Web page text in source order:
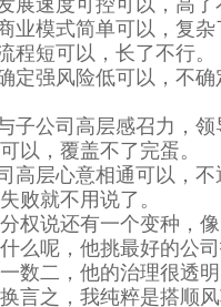
模式简单可以，复杂
短可以，长了不行。
强风险低可以，不确
公司高层感召力，领
以，覆盖不了完蛋。
层心意相通可以，不
就不用说了。
说还有一个变种，像
么呢，他挑最好的公
数二，他的治理很透
言之，我纯粹是搭顺